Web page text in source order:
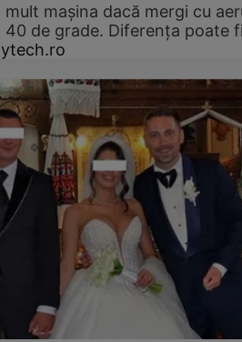
mașina dacă mergi cu
de grade. Diferența poate